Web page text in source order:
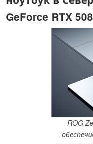
GeForce RTX
ROG